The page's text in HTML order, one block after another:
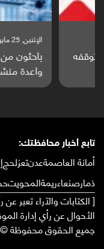
باحثون من اليمن
واعدة منشورة
تابع أخبار محافظتك:
أمانة العاصمةعدنتعزلحج
ذمارصنعاءريمةالمحويت
[ الكتابات والآراء تعبر
الأحوال عن رأي إدارة
جميع الحقوق محفوظة © 2015 - 2026